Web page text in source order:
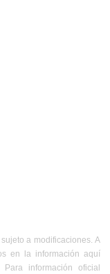
a modificaciones. A
en la información aquí
información oficial